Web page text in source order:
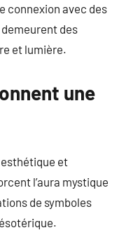
connexion avec des
des
et lumière.
une
et
l’aura mystique
de symboles